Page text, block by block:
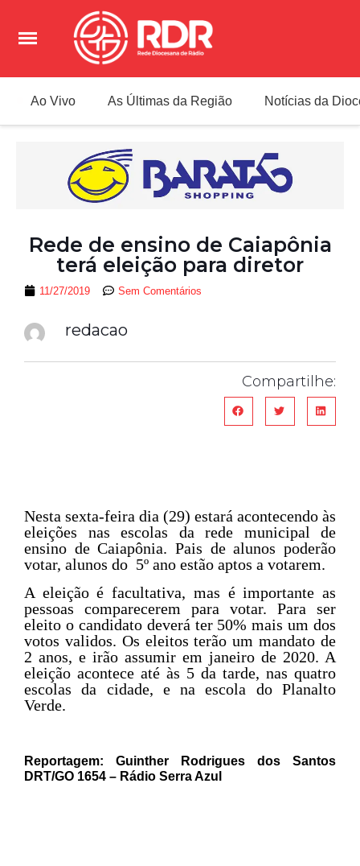
Ao Vivo As Últimas da Região Notícias da
Rede de ensino de Caiapônia
terá eleição para diretor
11/27/2019 Sem Comentários
redacao
Compartilhe:
Nesta sexta-feira dia (29) estará acontecendo às
eleições nas escolas da rede municipal de
ensino de Caiapônia. Pais de alunos poderão
votar, alunos do 5º ano estão aptos a votarem.
A eleição é facultativa, mas é importante as
pessoas comparecerem para votar. Para ser
eleito o candidato deverá ter 50% mais um dos
votos validos. Os eleitos terão um mandato de
2 anos, e irão assumir em janeiro de 2020. A
eleição acontece até às 5 da tarde, nas quatro
escolas da cidade, e na escola do Planalto
Verde.
Reportagem: Guinther Rodrigues dos Santos
DRT/GO 1654 – Rádio Serra Azul